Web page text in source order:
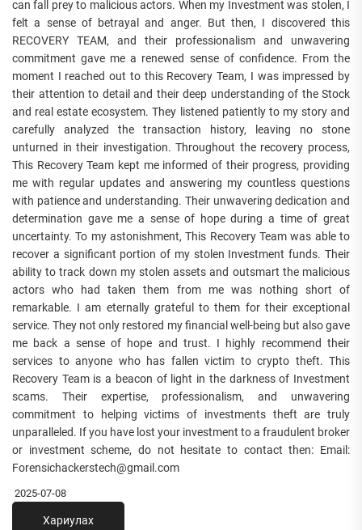
can fall prey to malicious actors. When my Investment was stolen, I
felt a sense of betrayal and anger. But then, I discovered this
RECOVERY TEAM, and their professionalism and unwavering
commitment gave me a renewed sense of confidence. From the
moment I reached out to this Recovery Team, I was impressed by
their attention to detail and their deep understanding of the Stock
and real estate ecosystem. They listened patiently to my story and
carefully analyzed the transaction history, leaving no stone
unturned in their investigation. Throughout the recovery process,
This Recovery Team kept me informed of their progress, providing
me with regular updates and answering my countless questions
with patience and understanding. Their unwavering dedication and
determination gave me a sense of hope during a time of great
uncertainty. To my astonishment, This Recovery Team was able to
recover a significant portion of my stolen Investment funds. Their
ability to track down my stolen assets and outsmart the malicious
actors who had taken them from me was nothing short of
remarkable. I am eternally grateful to them for their exceptional
service. They not only restored my financial well-being but also gave
me back a sense of hope and trust. I highly recommend their
services to anyone who has fallen victim to crypto theft. This
Recovery Team is a beacon of light in the darkness of Investment
scams. Their expertise, professionalism, and unwavering
commitment to helping victims of investments theft are truly
unparalleled. If you have lost your investment to a fraudulent broker
or investment scheme, do not hesitate to contact then: Email:
Forensichackerstech@gmail.com
2025-07-08
Хариулах